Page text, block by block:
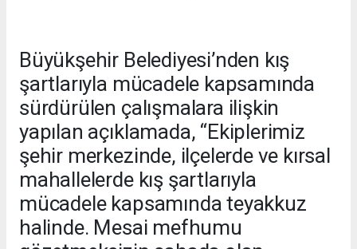
Büyükşehir Belediyesi’nden kış
şartlarıyla mücadele kapsamında
sürdürülen çalışmalara ilişkin
yapılan açıklamada, “Ekiplerimiz
şehir merkezinde, ilçelerde ve kırsal
mahallelerde kış şartlarıyla
mücadele kapsamında teyakkuz
halinde. Mesai mefhumu